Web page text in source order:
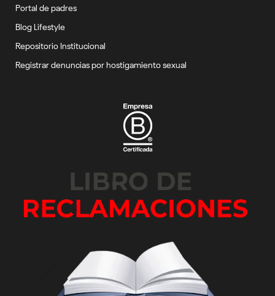
Portal de padres
Blog Lifestyle
Repositorio Institucional
Registrar denuncias por hostigamiento sexual